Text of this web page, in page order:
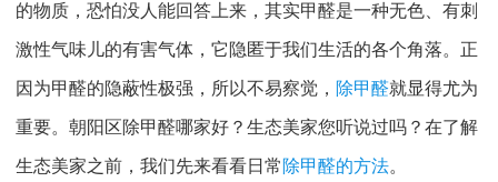
的物质，恐怕没人能回答上来，其实甲醛是一种无色、有刺
激性气味儿的有害气体，它隐匿于我们生活的各个角落。正
因为甲醛的隐蔽性极强，所以不易察觉， 除甲醛就显得尤为
重要。朝阳区除甲醛哪家好？生态美家您听说过吗？在了解
生态美家之前，我们先来看看日常 除甲醛的方法。